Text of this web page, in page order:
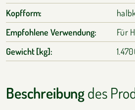
Kopfform:
Empfohlene Verwendung:
Für
Gewicht [kg]:
Beschreibungdes